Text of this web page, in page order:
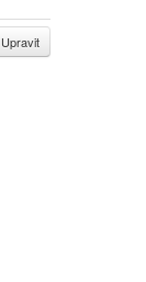
Upravit